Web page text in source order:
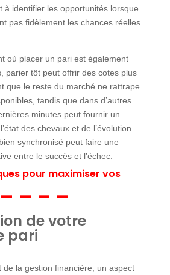
à identifier les opportunités lorsque
pas fidèlement les chances réelles
où placer un pari est également
parier tôt peut offrir des cotes plus
que le reste du marché ne rattrape
tandis que dans d’autres
minutes peut fournir un
des chevaux et de l’évolution
synchronisé peut faire une
entre le succès et l’échec.
pour maximiser vos
de votre
pari
de la gestion financière, un aspect